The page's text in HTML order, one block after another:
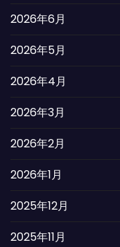
2026年6月
2026年5月
2026年4月
2026年3月
2026年2月
2026年1月
2025年12月
2025年11月